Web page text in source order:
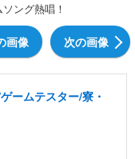
ング熱唱！
画像 次の画像
ームテスター/寮・